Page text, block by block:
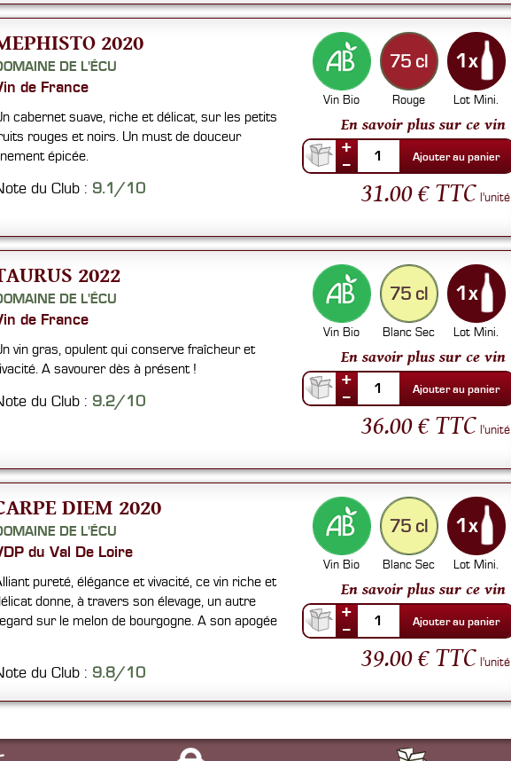
2020
DE L'ÉCU
de France
cabernet suave, riche et délicat, sur les petits
rouges et noirs. Un must de douceur
épicée.
du Club : 9.1/10
Vin Bio
75 cl
Rouge Lot Mini.
En savoir plus sur ce vin
+
--
1 Ajouter au panier
31.00 € TTC l'unité
2022
DE L'ÉCU
de France
vin gras, opulent qui conserve fraîcheur et
A savourer dès à présent !
du Club : 9.2/10
Vin Bio
75 cl
Blanc Sec Lot Mini.
En savoir plus sur ce vin
+
--
1 Ajouter au panier
36.00 € TTC l'unité
DIEM 2020
DE L'ÉCU
du Val De Loire
pureté, élégance et vivacité, ce vin riche et
donne, à travers son élevage, un autre
sur le melon de bourgogne. A son apogée
du Club : 9.8/10
Vin Bio
75 cl
Blanc Sec Lot Mini.
En savoir plus sur ce vin
+
--
1 Ajouter au panier
39.00 € TTC l'unité